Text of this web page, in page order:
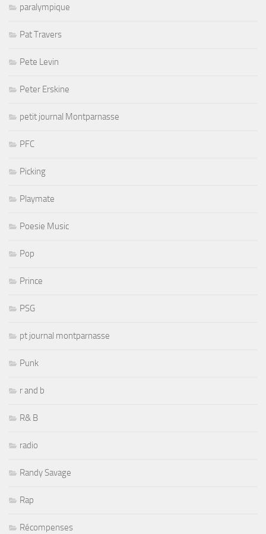
paralympique
Pat Travers
Pete Levin
Peter Erskine
petit journal Montparnasse
PFC
Picking
Playmate
Poesie Music
Pop
Prince
PSG
pt journal montparnasse
Punk
r and b
R& B
radio
Randy Savage
Rap
Récompenses